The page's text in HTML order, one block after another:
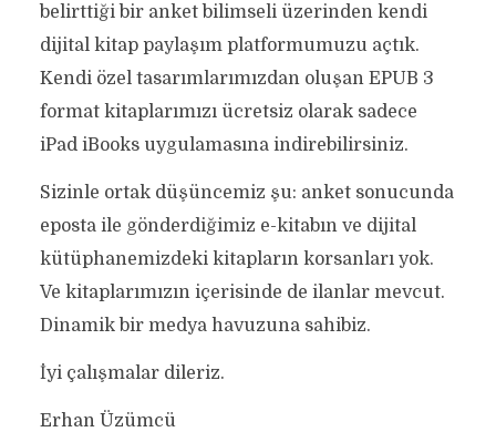
belirttiği bir anket bilimseli üzerinden kendi
dijital kitap paylaşım platformumuzu açtık.
Kendi özel tasarımlarımızdan oluşan EPUB 3
format kitaplarımızı ücretsiz olarak sadece
iPad iBooks uygulamasına indirebilirsiniz.
Sizinle ortak düşüncemiz şu: anket sonucunda
eposta ile gönderdiğimiz e-kitabın ve dijital
kütüphanemizdeki kitapların korsanları yok.
Ve kitaplarımızın içerisinde de ilanlar mevcut.
Dinamik bir medya havuzuna sahibiz.
İyi çalışmalar dileriz.
Erhan Üzümcü